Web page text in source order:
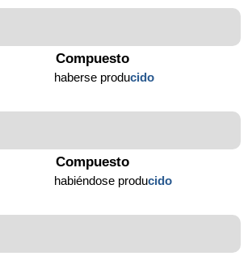
Compuesto
haberse producido
Compuesto
habiéndose producido